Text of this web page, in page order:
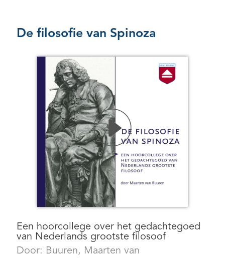
De filosofie van Spinoza
Een hoorcollege over het gedachtegoed
van Nederlands grootste filosoof
Door: Buuren, Maarten van